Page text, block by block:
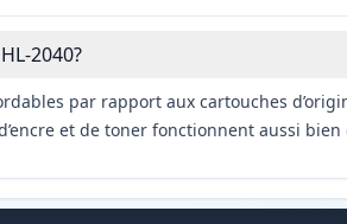
2040?
par rapport aux cartouches
et de toner fonctionnent aussi bien